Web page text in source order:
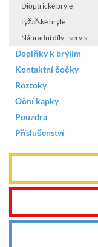
Dioptrické brýle
Lyžařské brýle
Náhradní díly - servis
Doplňky k brýlím
Kontaktní čočky
Roztoky
Oční kapky
Pouzdra
Příslušenství